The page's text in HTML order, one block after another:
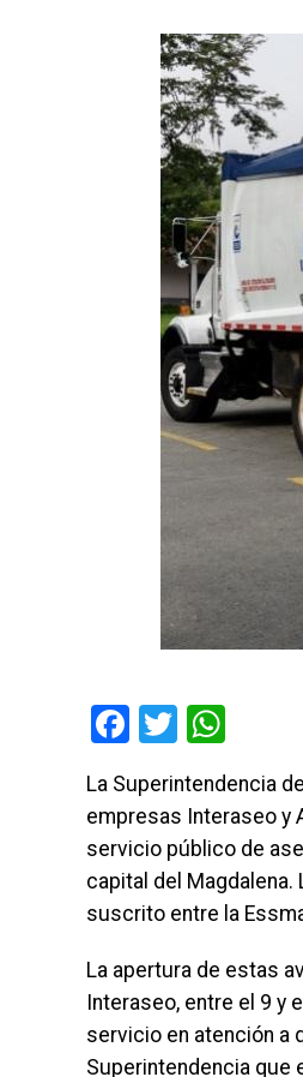
Facebook
Twitter
La Superintendencia
empresas Interaseo y
servicio público de
capital del
suscrito entre la
La apertura de estas
Interaseo, entre el 9 y
servicio en atención a
Superintendencia que